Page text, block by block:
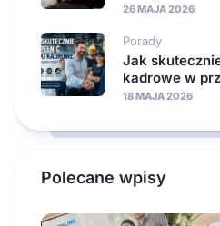
26 MAJA 2026
Porady
Jak
kadrowe w
18 MAJA 2026
Polecane wpisy